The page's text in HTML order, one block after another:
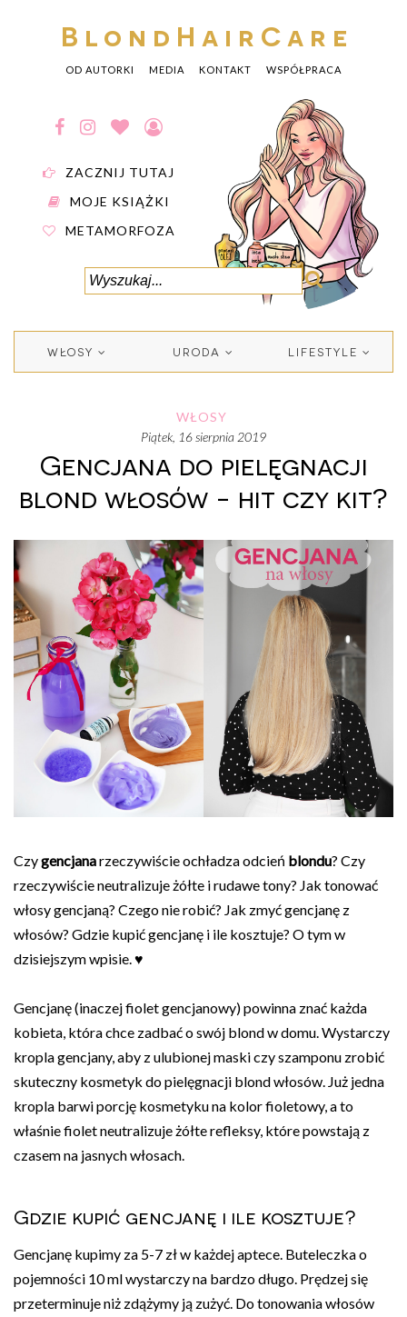
BlondHairCare
OD AUTORKI MEDIA KONTAKT WSPÓŁPRACA
ZACZNIJ TUTAJ
MOJE KSIĄŻKI
METAMORFOZA
WŁOSY URODA LIFESTYLE
WŁOSY
piątek, 16 sierpnia 2019
Gencjana do pielęgnacji
blond włosów - hit czy kit?
Czygencjanarzeczywiście ochładza odcień blondu? Czy
rzeczywiście neutralizuje żółte i rudawe tony? Jak tonować
włosy gencjaną? Czego nie robić? Jak zmyć gencjanę z
włosów? Gdzie kupić gencjanę i ile kosztuje? O tym w
dzisiejszym wpisie. ♥
Gencjanę (inaczej fiolet gencjanowy) powinna znać każda
kobieta, która chce zadbać o swój blond w domu. Wystarczy
kropla gencjany, aby z ulubionej maski czy szamponu zrobić
skuteczny kosmetyk do pielęgnacji blond włosów. Już jedna
kropla barwi porcję kosmetyku na kolor fioletowy, a to
właśnie fiolet neutralizuje żółte refleksy, które powstają z
czasem na jasnych włosach.
Gdzie kupić gencjanę i ile kosztuje?
Gencjanę kupimy za 5-7 zł w każdej aptece. Buteleczka o
pojemności 10 ml wystarczy na bardzo długo. Prędzej się
przeterminuje niż zdążymy ją zużyć. Do tonowania włosów